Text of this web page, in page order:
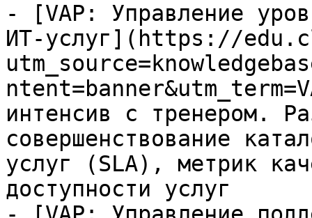
- [VAP: Управление
ИТ-услуг](https://
интенсив с тренером.
совершенствование
услуг (SLA), метрик
доступности услуг